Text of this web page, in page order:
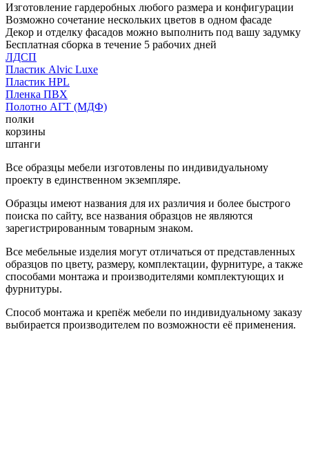
Изготовление гардеробных любого размера и конфигурации
Возможно сочетание нескольких цветов в одном фасаде
Декор и отделку фасадов можно выполнить под вашу задумку
Бесплатная сборка в течение 5 рабочих дней
ЛДСП
Пластик Alvic Luxe
Пластик HPL
Пленка ПВХ
Полотно АГТ (МДФ)
полки
корзины
штанги
Все образцы мебели изготовлены по индивидуальному
проекту в единственном экземпляре.
Образцы имеют названия для их различия и более быстрого
поиска по сайту, все названия образцов не являются
зарегистрированным товарным знаком.
Все мебельные изделия могут отличаться от представленных
образцов по цвету, размеру, комплектации, фурнитуре, а также
способами монтажа и производителями комплектующих и
фурнитуры.
Способ монтажа и крепёж мебели по индивидуальному заказу
выбирается производителем по возможности её применения.